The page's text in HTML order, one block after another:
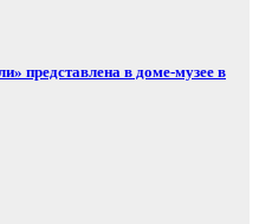
представлена в доме-музее в